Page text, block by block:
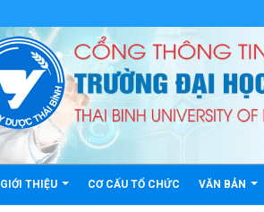
GIỚI THIỆU CƠ CẤU TỔ CHỨC VĂN BẢN